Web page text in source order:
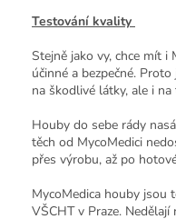
Testování kvality
Stejně jako vy, chce mít
účinné a bezpečné.
na škodlivé látky, ale i
Houby do sebe rády
těch od MycoMedici
přes výrobu, až po
MycoMedica houby jsou
VŠCHT v Praze.